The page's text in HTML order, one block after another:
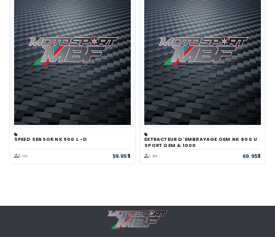
SPEED SENSOR NK 500 L -D
8 inv. 59.95$
EXTRACTEUR D'EMBRAYAGE OEM NK 800 U
SPORT OEM & 1000
1 inv. 69.95$